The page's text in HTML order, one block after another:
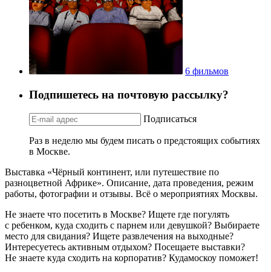
6 фильмов
Подпишетесь на почтовую рассылку?
Подписаться
Раз в неделю мы будем писать о предстоящих событиях
в Москве.
Выставка «Чёрный континент, или путешествие по
разноцветной Африке». Описание, дата проведения, режим
работы, фотографии и отзывы. Всё о мероприятиях Москвы.
Не знаете что посетить в Москве? Ищете где погулять
с ребенком, куда сходить с парнем или девушкой? Выбираете
место для свидания? Ищете развлечения на выходные?
Интересуетесь активным отдыхом? Посещаете выставки?
Не знаете куда сходить на корпоратив? Кудамоскоу поможет!